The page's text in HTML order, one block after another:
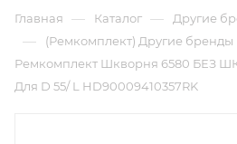
Главная — Каталог — Другие
— (Ремкомплект) Другие бренды
Ремкомплект Шкворня 6580 БЕЗ
Для D 55/ L HD90009410357RK